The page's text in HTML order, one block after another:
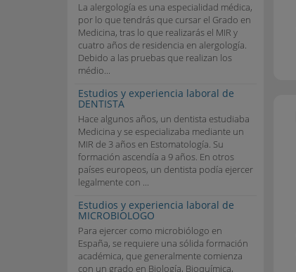
La alergología es una especialidad médica,
por lo que tendrás que cursar el Grado en
Medicina, tras lo que realizarás el MIR y
cuatro años de residencia en alergología.
Debido a las pruebas que realizan los
médio...
Estudios y experiencia laboral de
DENTISTA
Hace algunos años, un dentista estudiaba
Medicina y se especializaba mediante un
MIR de 3 años en Estomatología. Su
formación ascendía a 9 años. En otros
países europeos, un dentista podía ejercer
legalmente con ...
Estudios y experiencia laboral de
MICROBIOLOGO
Para ejercer como microbiólogo en
España, se requiere una sólida formación
académica, que generalmente comienza
con un grado en Biología, Bioquímica,